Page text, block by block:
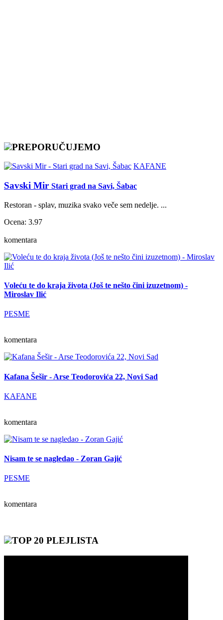
PREPORUČUJEMO
KAFANE
Savski Mir Stari grad na Savi, Šabac
Restoran - splav, muzika svako veče sem nedelje. ...
Ocena: 3.97
komentara
Voleću te do kraja života (Još te nešto čini izuzetnom) -
Miroslav Ilić
PESME
komentara
Kafana Šešir - Arse Teodorovića 22, Novi Sad
KAFANE
komentara
Nisam te se nagledao - Zoran Gajić
PESME
komentara
TOP 20 PLEJLISTA